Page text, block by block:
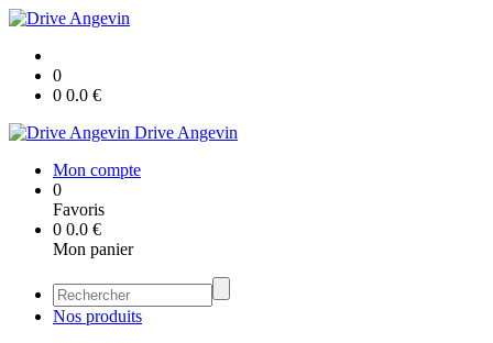
0
0 0.0 €
Drive Angevin
Mon compte
0
Favoris
0 0.0 €
Mon panier
Nos produits